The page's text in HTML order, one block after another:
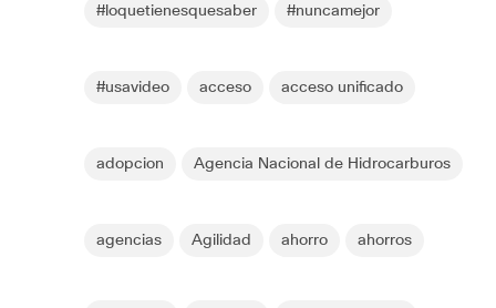
#loquetienesquesaber #nuncamejor
#usavideo acceso acceso unificado
adopcion Agencia Nacional de Hidrocarburos
agencias Agilidad ahorro ahorros